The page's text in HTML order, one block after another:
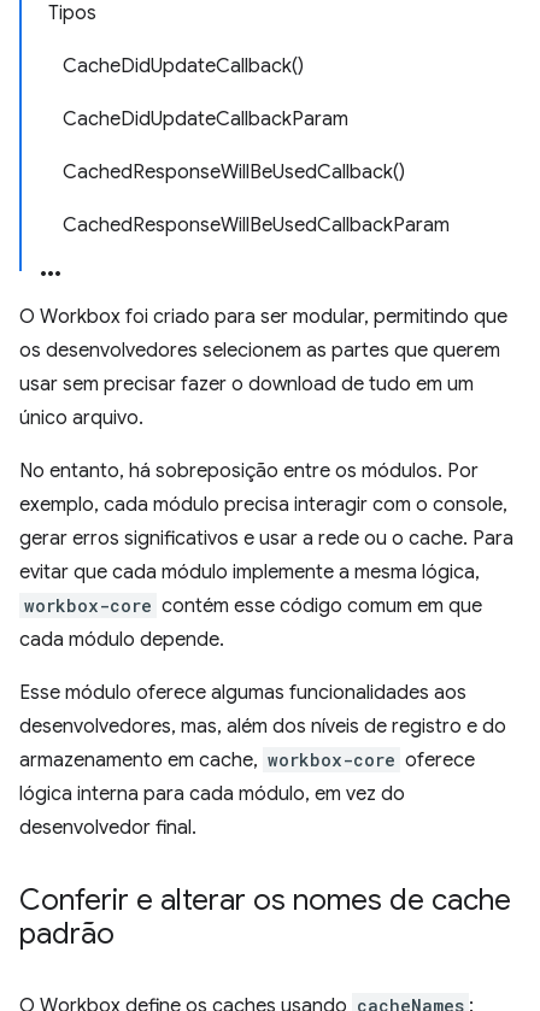
Tipos
CacheDidUpdateCallback()
CacheDidUpdateCallbackParam
CachedResponseWillBeUsedCallback()
CachedResponseWillBeUsedCallbackParam
O Workbox foi criado para ser modular, permitindo que
os desenvolvedores selecionem as partes que querem
usar sem precisar fazer o download de tudo em um
único arquivo.
No entanto, há sobreposição entre os módulos. Por
exemplo, cada módulo precisa interagir com o console,
gerar erros significativos e usar a rede ou o cache. Para
evitar que cada módulo implemente a mesma lógica,
workbox-core contém esse código comum em que
cada módulo depende.
Esse módulo oferece algumas funcionalidades aos
desenvolvedores, mas, além dos níveis de registro e do
armazenamento em cache, workbox-core oferece
lógica interna para cada módulo, em vez do
desenvolvedor final.
Conferir e alterar os nomes de cache
padrão
O Workbox define os caches usando cacheNames :